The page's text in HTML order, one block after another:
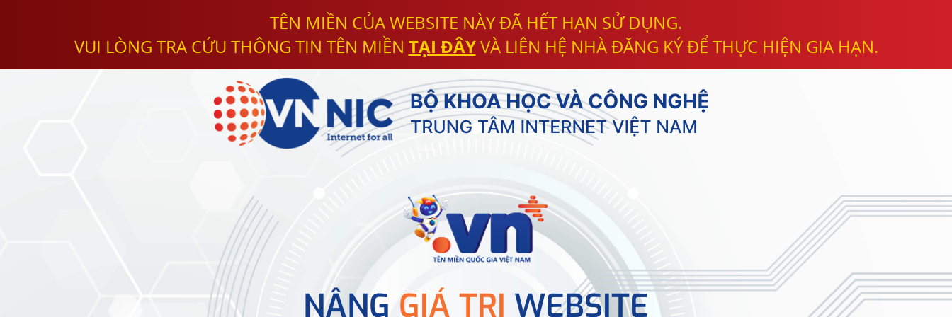
TÊN MIỀN CỦA WEBSITE NÀY ĐÃ HẾT HẠN SỬ DỤNG.
VUI LÒNG TRA CỨU THÔNG TIN TÊN MIỀN TẠI ĐÂYVÀ LIÊN HỆ NHÀ ĐĂNG KÝ ĐỂ THỰC HIỆN GIA HẠN.
NÂNG GIÁ TRỊ WEBSITE